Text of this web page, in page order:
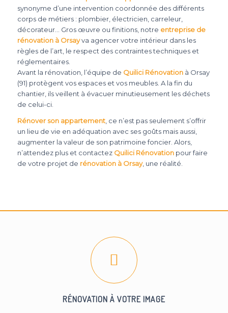
synonyme d’une intervention coordonnée des différents
corps de métiers : plombier, électricien, carreleur,
décorateur… Gros œuvre ou finitions, notre entreprise de
rénovation à Orsayva agencer votre intérieur dans les
règles de l’art, le respect des contraintes techniques et
réglementaires.
Avant la rénovation, l’équipe de Quilici Rénovationà Orsay
(91) protègent vos espaces et vos meubles. A la fin du
chantier, ils veillent à évacuer minutieusement les déchets
de celui-ci.
Rénover son appartement, ce n’est pas seulement s’offrir
un lieu de vie en adéquation avec ses goûts mais aussi,
augmenter la valeur de son patrimoine foncier. Alors,
n’attendez plus et contactez Quilici Rénovationpour faire
de votre projet de rénovation à Orsay, une réalité.
RÉNOVATION À VOTRE IMAGE